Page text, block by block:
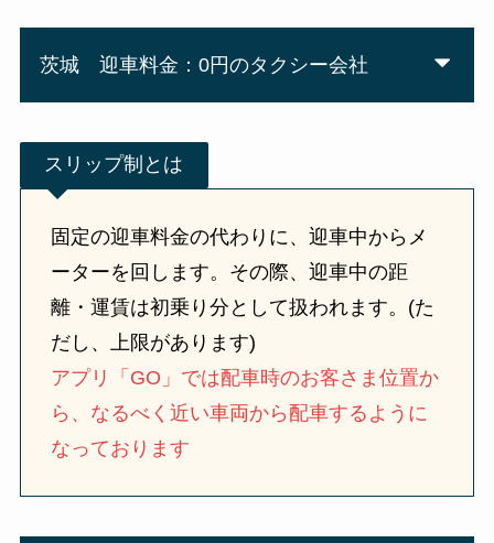
茨城 迎車料金：0円のタクシー会社
スリップ制とは
固定の迎車料金の代わりに、迎車中からメ
ーターを回します。その際、迎車中の距
離・運賃は初乗り分として扱われます。(た
だし、上限があります)
アプリ「GO」では配車時のお客さま位置か
ら、なるべく近い車両から配車するように
なっております